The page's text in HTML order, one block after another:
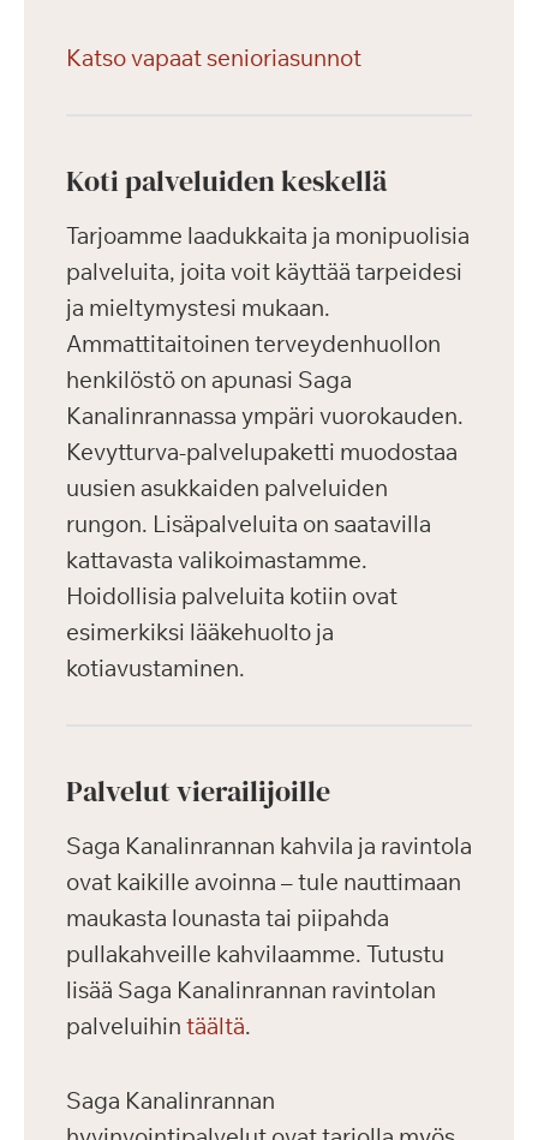
Katso vapaat senioriasunnot
Koti palveluiden keskellä
Tarjoamme laadukkaita ja monipuolisia
palveluita, joita voit käyttää tarpeidesi
ja mieltymystesi mukaan.
Ammattitaitoinen terveydenhuollon
henkilöstö on apunasi Saga
Kanalinrannassa ympäri vuorokauden.
Kevytturva-palvelupaketti muodostaa
uusien asukkaiden palveluiden
rungon. Lisäpalveluita on saatavilla
kattavasta valikoimastamme.
Hoidollisia palveluita kotiin ovat
esimerkiksi lääkehuolto ja
kotiavustaminen.
Palvelut vierailijoille
Saga Kanalinrannan kahvila ja ravintola
ovat kaikille avoinna – tule nauttimaan
maukasta lounasta tai piipahda
pullakahveille kahvilaamme. Tutustu
lisää Saga Kanalinrannan ravintolan
palveluihin täältä.
Saga Kanalinrannan